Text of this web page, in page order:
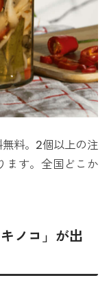
料。2個以上の注
ます。全国どこか
ノコ」が出